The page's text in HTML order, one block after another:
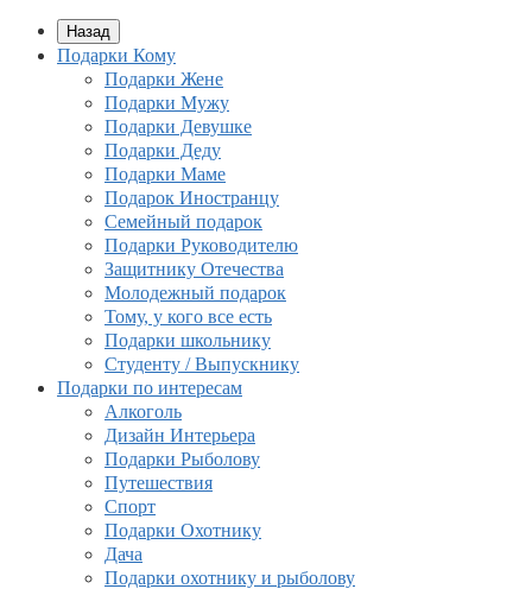
Назад
Подарки Кому
Подарки Жене
Подарки Мужу
Подарки Девушке
Подарки Деду
Подарки Маме
Подарок Иностранцу
Семейный подарок
Подарки Руководителю
Защитнику Отечества
Молодежный подарок
Тому, у кого все есть
Подарки школьнику
Студенту / Выпускнику
Подарки по интересам
Алкоголь
Дизайн Интерьера
Подарки Рыболову
Путешествия
Спорт
Подарки Охотнику
Дача
Подарки охотнику и рыболову